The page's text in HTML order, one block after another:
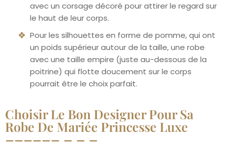
avec un corsage décoré pour attirer le regard sur
le haut de leur corps.
Pour les silhouettes en forme de pomme, qui ont
un poids supérieur autour de la taille, une robe
avec une taille empire (juste au-dessous de la
poitrine) qui flotte doucement sur le corps
pourrait être le choix parfait.
Choisir Le Bon Designer Pour Sa
Robe De Mariée Princesse Luxe